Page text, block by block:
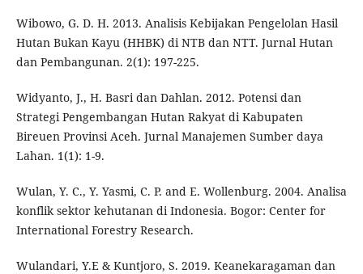
Wibowo, G. D. H. 2013. Analisis Kebijakan Pengelolan Hasil
Hutan Bukan Kayu (HHBK) di NTB dan NTT. Jurnal Hutan
dan Pembangunan. 2(1): 197-225.
Widyanto, J., H. Basri dan Dahlan. 2012. Potensi dan
Strategi Pengembangan Hutan Rakyat di Kabupaten
Bireuen Provinsi Aceh. Jurnal Manajemen Sumber daya
Lahan. 1(1): 1-9.
Wulan, Y. C., Y. Yasmi, C. P. and E. Wollenburg. 2004. Analisa
konflik sektor kehutanan di Indonesia. Bogor: Center for
International Forestry Research.
Wulandari, Y.E & Kuntjoro, S. 2019. Keanekaragaman dan